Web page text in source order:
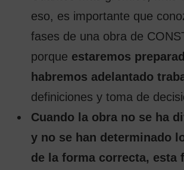
eso, es importante que
fases de una obra de
porque estaremos
habremos adelantado
definiciones y toma de
Cuando la obra no se ha
y no se han determinado
de la forma correcta, esta